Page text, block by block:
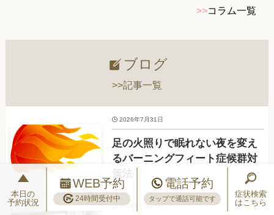
>>コラム一覧
ブログ
>>記事一覧
足の火照りで眠れない夜を変え
るバーニングフィート症候群対
2026年7月31日
2026年7月25日
本日の
予約状況
WEB予約
24時間受付中
電話予約
タップで通話可能です
症状検索
はこちら